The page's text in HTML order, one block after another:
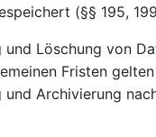
(§§ 195,
und Löschung von
Fristen
und Archivierung